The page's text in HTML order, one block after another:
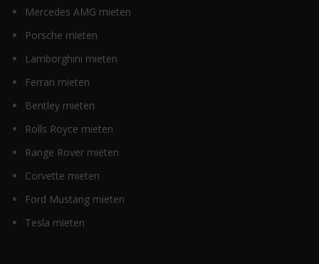
Mercedes AMG mieten
Porsche mieten
Lamborghini mieten
Ferrari mieten
Bentley mieten
Rolls Royce mieten
Range Rover mieten
Corvette mieten
Ford Mustang mieten
Tesla mieten